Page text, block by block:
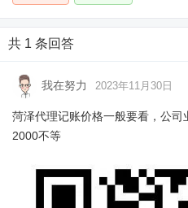
共 1 条回答
我在努力 2023年11月30日
菏泽代理记账价格一般要看，公
2000不等